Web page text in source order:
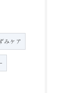
みケア